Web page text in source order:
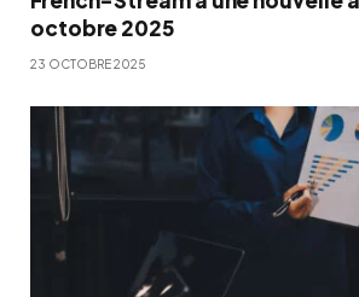
octobre 2025
23 OCTOBRE 2025